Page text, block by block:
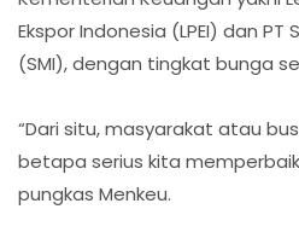
Ekspor Indonesia (LPEI) dan
(SMI), dengan tingkat bunga
“Dari situ, masyarakat atau
betapa serius kita
pungkas Menkeu.